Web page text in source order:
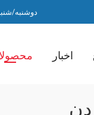
دوشنبه/شنبه از ساعت
اخبار